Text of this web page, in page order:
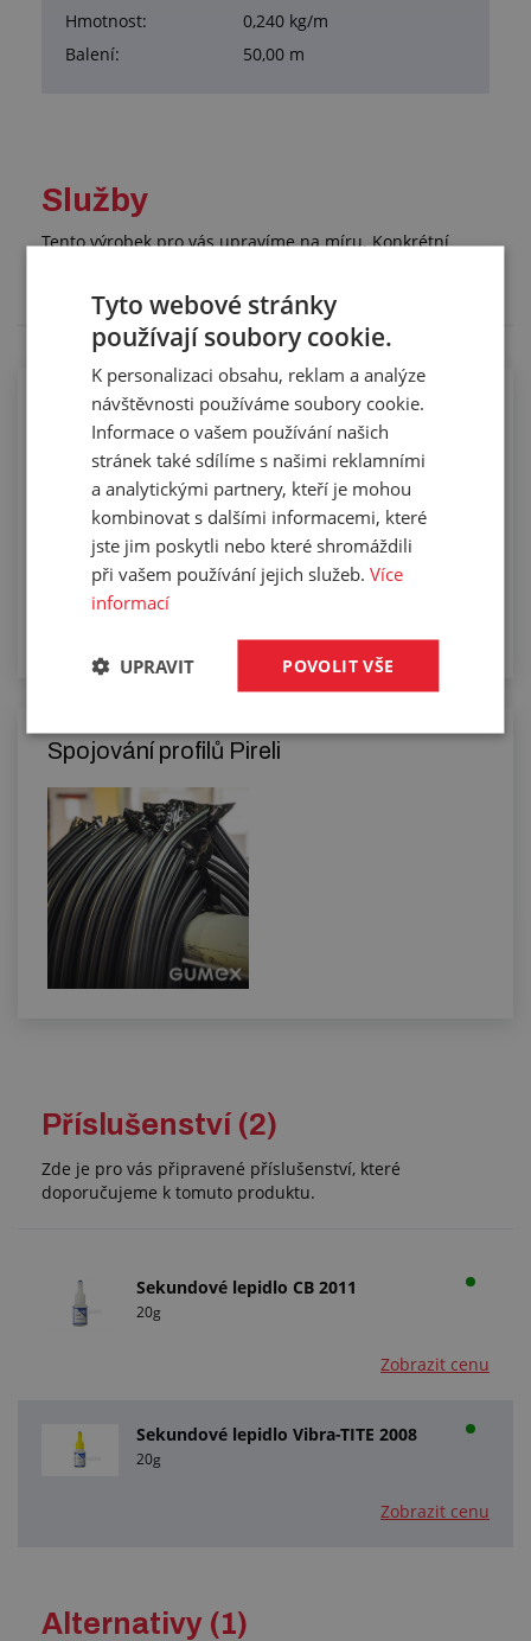
Hmotnost:
0,240 kg/m
Balení:
50,00 m
Služby
Tento výrobek pro vás upravíme na míru. Konkrétní
Krácení profilů PIRELI
Spojování profilů Pireli
Příslušenství (2)
Zde je pro vás připravené příslušenství, které
doporučujeme k tomuto produktu.
Sekundové lepidlo CB 2011
20g
Zobrazit cenu
Sekundové lepidlo Vibra-TITE 2008
20g
Zobrazit cenu
Alternativy (1)
Tyto webové stránky
používají soubory cookie.
K personalizaci obsahu, reklam a analýze
návštěvnosti používáme soubory cookie.
Informace o vašem používání našich
stránek také sdílíme s našimi reklamními
a analytickými partnery, kteří je mohou
kombinovat s dalšími informacemi, které
jste jim poskytli nebo které shromáždili
při vašem používání jejich služeb.Více
informací
POVOLIT VŠE
UPRAVIT